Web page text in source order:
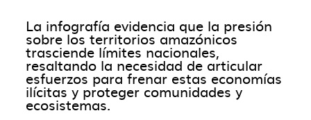
La infografía evidencia que la presión
sobre los territorios amazónicos
trasciende límites nacionales,
resaltando la necesidad de articular
esfuerzos para frenar estas economías
ilícitas y proteger comunidades y
ecosistemas.